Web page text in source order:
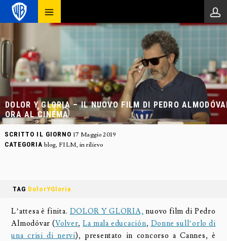
DOLOR Y GLORIA – IL NUOVO FILM DI PEDRO
ORA AL CINEMA
SCRITTO IL GIORNO 17 Maggio 2019
CATEGORIA blog, FILM, in rilievo
TAG DolorYGloria
L’attesa è finita. DOLOR Y GLORIA, nuovo film di Pedro
Almodóvar (Volver,La mala educación, Donne sull’orlo di
una crisi di nervi), presentato in concorso a Cannes, è